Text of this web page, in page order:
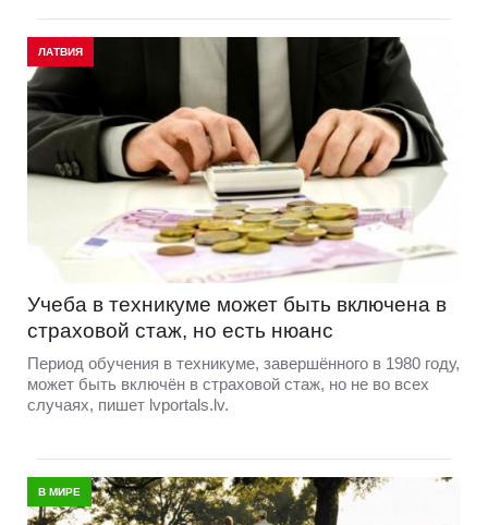
ЛАТВИЯ
Учеба в техникуме может быть включена в
страховой стаж, но есть нюанс
Период обучения в техникуме, завершённого в 1980 году,
может быть включён в страховой стаж, но не во всех
случаях, пишет lvportals.lv.
В МИРЕ